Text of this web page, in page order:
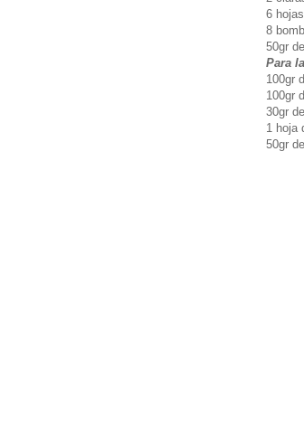
6
8
50gr
Para
100gr
100gr
30gr
1 hoja
50gr